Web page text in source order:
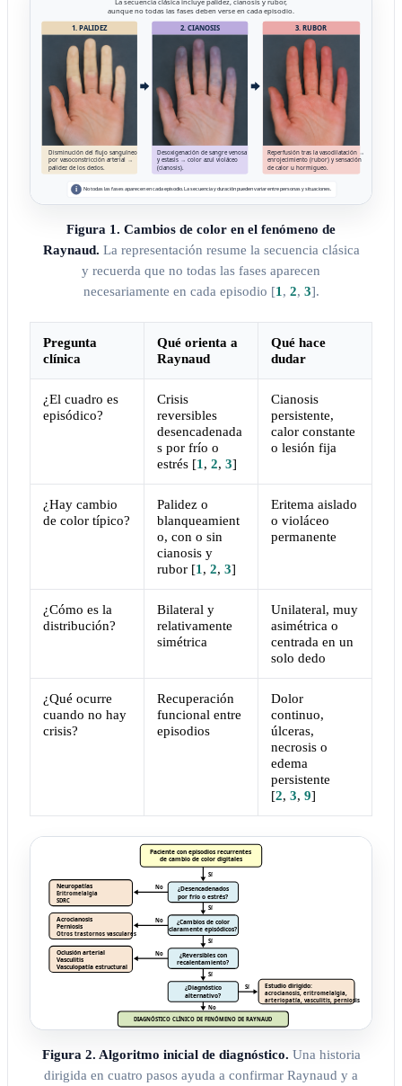
Figura 1. Cambios de color en el fenómeno de
Raynaud. La representación resume la secuencia clásica
y recuerda que no todas las fases aparecen
necesariamente en cada episodio [1 , 2, 3].
Pregunta
clínica
Qué orienta a
Raynaud
Qué hace
dudar
¿El cuadro es
episódico?
Crisis
reversibles
desencadenada
s por frío o
estrés [1 ,2,3]
Cianosis
persistente,
calor constante
o lesión fija
¿Hay cambio
de color típico?
Palidez o
blanqueamient
o, con o sin
cianosis y
rubor [1 ,2,3]
Eritema aislado
o violáceo
permanente
¿Cómo es la
distribución?
Bilateral y
relativamente
simétrica
Unilateral, muy
asimétrica o
centrada en un
solo dedo
¿Qué ocurre
cuando no hay
crisis?
Recuperación
funcional entre
episodios
Dolor
continuo,
úlceras,
necrosis o
edema
persistente
[2,3,9]
Figura 2. Algoritmo inicial de diagnóstico. Una historia
dirigida en cuatro pasos ayuda a confirmar Raynaud y a